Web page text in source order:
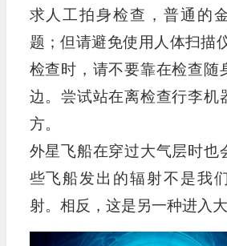
求人工拍身检查，普通的
题；但请避免使用人体扫描
检查时，请不要靠在检查随
边。尝试站在离检查行李机
方。
外星飞船在穿过大气层时也
些飞船发出的辐射不是我
射。相反，这是另一种进入大